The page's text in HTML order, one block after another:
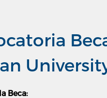
Beca: